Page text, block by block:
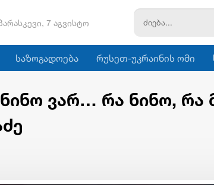
7 აგვისტო
საზოგადოება რუსეთ-უკრაინის ომი
ვარ… რა ნინო, რა